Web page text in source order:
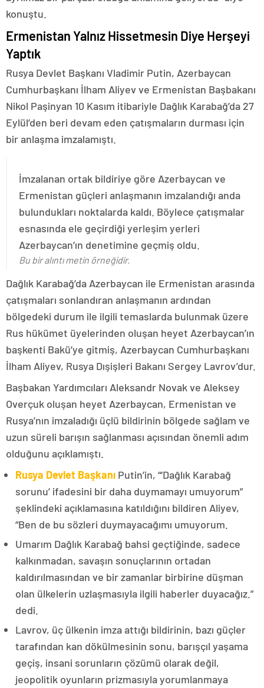
konuştu.
Ermenistan Yalnız Hissetmesin Diye Herşeyi
Yaptık
Rusya Devlet Başkanı Vladimir Putin, Azerbaycan
Cumhurbaşkanı İlham Aliyev ve Ermenistan Başbakanı
Nikol Paşinyan 10 Kasım itibariyle Dağlık Karabağ’da 27
Eylül’den beri devam eden çatışmaların durması için
bir anlaşma imzalamıştı.
İmzalanan ortak bildiriye göre Azerbaycan ve
Ermenistan güçleri anlaşmanın imzalandığı anda
bulundukları noktalarda kaldı. Böylece çatışmalar
esnasında ele geçirdiği yerleşim yerleri
Azerbaycan’ın denetimine geçmiş oldu.
Bu bir alıntı metin örneğidir.
Dağlık Karabağ’da Azerbaycan ile Ermenistan arasında
çatışmaları sonlandıran anlaşmanın ardından
bölgedeki durum ile ilgili temaslarda bulunmak üzere
Rus hükümet üyelerinden oluşan heyet Azerbaycan’ın
başkenti Bakü’ye gitmiş, Azerbaycan Cumhurbaşkanı
İlham Aliyev, Rusya Dışişleri Bakanı Sergey Lavrov’dur.
Başbakan Yardımcıları Aleksandr Novak ve Aleksey
Overçuk oluşan heyet Azerbaycan, Ermenistan ve
Rusya’nın imzaladığı üçlü bildirinin bölgede sağlam ve
uzun süreli barışın sağlanması açısından önemli adım
olduğunu açıklamıştı.
Rusya Devlet Başkanı Putin’in, “‘Dağlık Karabağ
sorunu’ ifadesini bir daha duymamayı umuyorum”
şeklindeki açıklamasına katıldığını bildiren Aliyev,
“Ben de bu sözleri duymayacağımı umuyorum.
Umarım Dağlık Karabağ bahsi geçtiğinde, sadece
kalkınmadan, savaşın sonuçlarının ortadan
kaldırılmasından ve bir zamanlar birbirine düşman
olan ülkelerin uzlaşmasıyla ilgili haberler duyacağız.”
dedi.
Lavrov, üç ülkenin imza attığı bildirinin, bazı güçler
tarafından kan dökülmesinin sonu, barışçıl yaşama
geçiş, insani sorunların çözümü olarak değil,
jeopolitik oyunların prizmasıyla yorumlanmaya